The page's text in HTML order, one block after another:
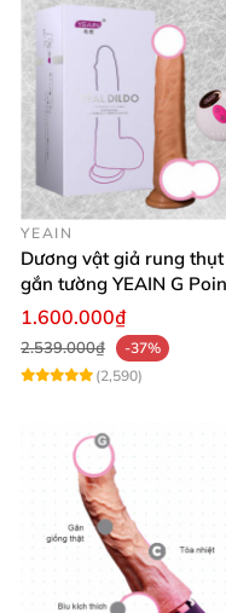
YEAIN
Dương vật giả rung thụt
gắn tường YEAIN G
tỏa nhiệt điều khiển từ xa
1.600.000₫
2.539.000₫
-37%
(2,590)